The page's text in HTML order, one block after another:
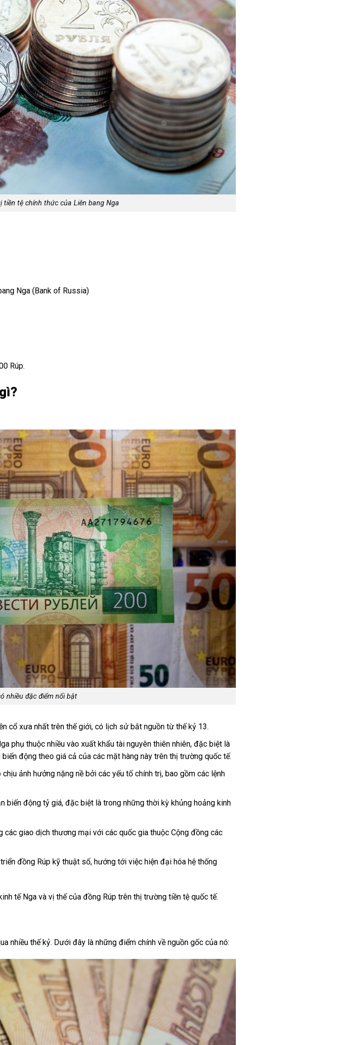
tiền tệ chính thức của Liên bang Nga
Nga (Bank of Russia)
Rúp.
nhiều đặc điểm nổi bật
cổ xưa nhất trên thế giới, có lịch sử bắt nguồn từ thế kỷ 13.
phụ thuộc nhiều vào xuất khẩu tài nguyên thiên nhiên, đặc biệt là
động theo giá cả của các mặt hàng này trên thị trường quốc tế.
chịu ảnh hưởng nặng nề bởi các yếu tố chính trị, bao gồm các lệnh
biến động tỷ giá, đặc biệt là trong những thời kỳ khủng hoảng kinh
giao dịch thương mại với các quốc gia thuộc Cộng đồng các
đồng Rúp kỹ thuật số, hướng tới việc hiện đại hóa hệ thống
tế Nga và vị thế của đồng Rúp trên thị trường tiền tệ quốc tế.
nhiều thế kỷ. Dưới đây là những điểm chính về nguồn gốc của nó: